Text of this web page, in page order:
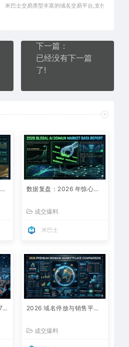
米巴士交易类型丰富的域名交易平台,支付快速安全
下一篇：
已经没有下一篇
了!
王者归来！天涯社区启用全新域名正式回归，一代人的青春如何重构数字资产主权？ 数据复盘：2026 年惊心动魄的 AI 域名扫货清单！六位数硬通货跨入全自动化“建仓时代”
成交爆料
米巴士
历史级神话！AI.com 以 7000 万美元天价成交，问鼎全球数字资产“机王” 2026 域名停放与销售平台大比拼：Atom、Sedo 与 Afternic 谁能帮你榨干流量、曝光翻倍？
成交爆料